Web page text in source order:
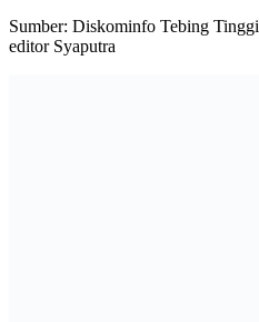
Sumber: Diskominfo Tebing Tinggi
editor Syaputra